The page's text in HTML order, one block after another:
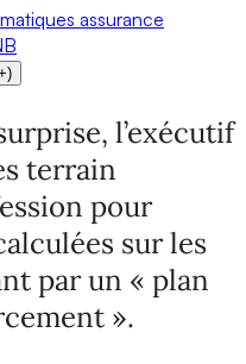
assurance
)
l’exécutif
terrain
pour
sur les
par un « plan
».